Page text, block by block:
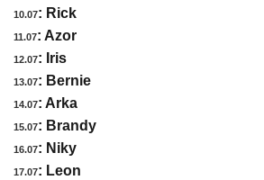
10.07: Rick
11.07: Azor
12.07: Iris
13.07: Bernie
14.07: Arka
15.07: Brandy
16.07: Niky
17.07: Leon